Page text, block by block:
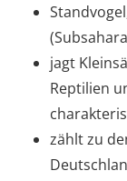
jagt
Reptilien
zählt zu